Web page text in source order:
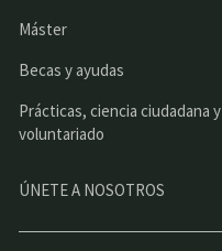
Máster
Becas y ayudas
Prácticas, ciencia ciudadana y
voluntariado
ÚNETE A NOSOTROS